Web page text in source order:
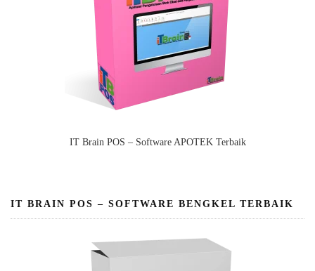
IT Brain POS – Software APOTEK Terbaik
IT BRAIN POS – SOFTWARE BENGKEL TERBAIK